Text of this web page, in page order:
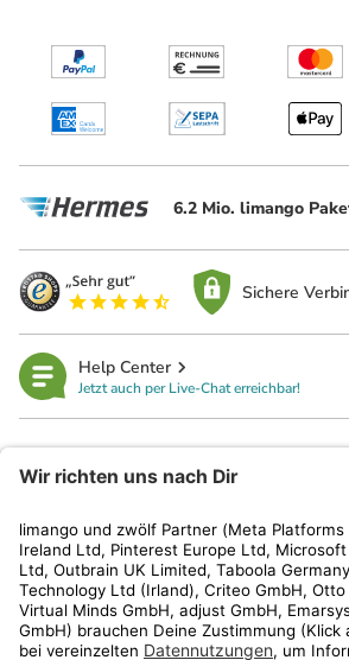
6.2 Mio. limango
Sichere
Help Center
Jetzt auch per Live-Chat erreichbar!
Kundenservice
Shop